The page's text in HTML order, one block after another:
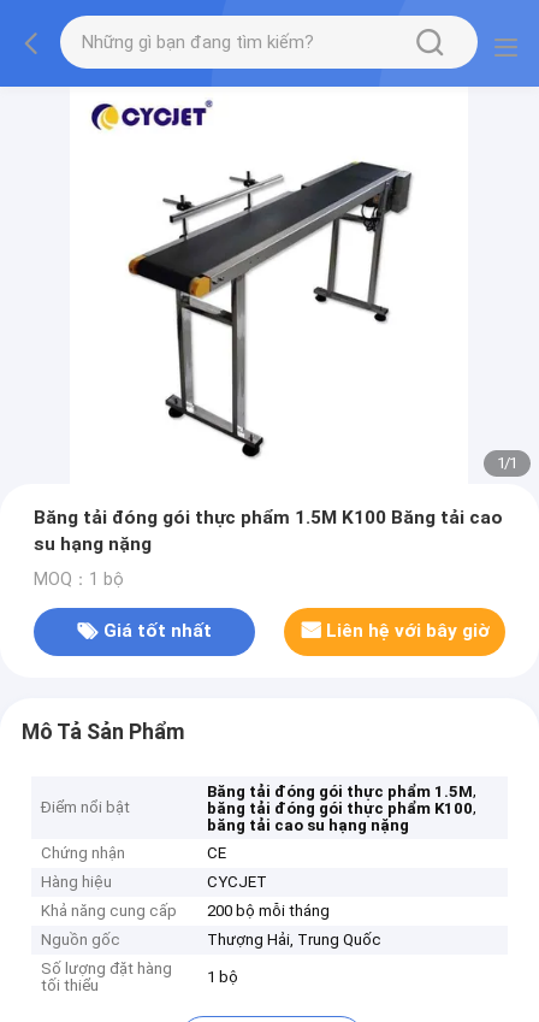
1/1
Băng tải đóng gói thực phẩm 1.5M K100 Băng tải cao
su hạng nặng
MOQ：1 bộ
Giá tốt nhất Liên hệ với bây giờ
Mô Tả Sản Phẩm
Điểm nổi bật
Băng tải đóng gói thực phẩm 1.5M,
băng tải đóng gói thực phẩm K100,
băng tải cao su hạng nặng
Chứng nhận
CE
Hàng hiệu
CYCJET
Khả năng cung cấp
200 bộ mỗi tháng
Nguồn gốc
Thượng Hải, Trung Quốc
Số lượng đặt hàng
tối thiểu
1 bộ